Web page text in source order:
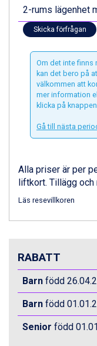
Bad Gastein
Arabba från
La Thuile från
Sölden från
Passo Tonale
Bad
Saalbach från
Champoluc
Sestriere från
Ischgl från
Val Thorens
St. Anton från
Zell am See
Sauze dOulx
Bad Gastein
Arabba från
La Thuile från
Cervinia från
Sölden från
2-rums lägenhet
Skicka förfrågan
Om det inte
kan det bero på
välkommen att
mer information
klicka på
Gå till nästa
Alla priser är per
liftkort. Tillägg och
Läs resevillkoren
RABATT
Barn född
Barn född
Senior född